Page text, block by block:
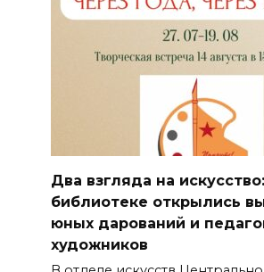
Два взгляда на
библиотеке открылись
юных дарований и
художников